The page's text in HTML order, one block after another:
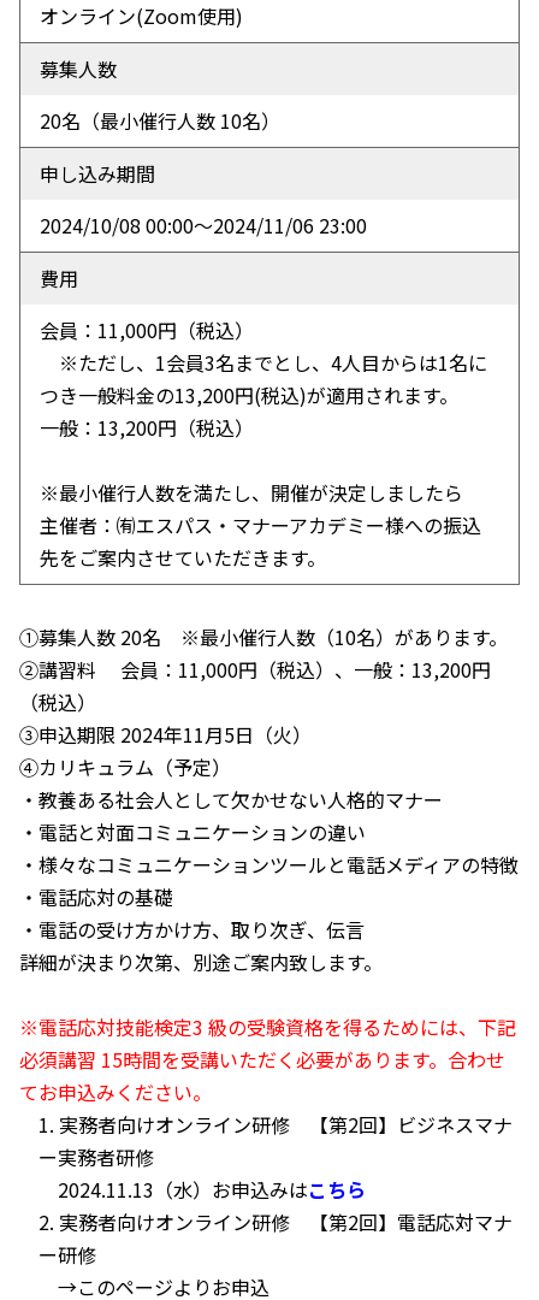
オンライン(Zoom使用)
募集人数
20名（最小催行人数 10名）
申し込み期間
2024/10/08 00:00〜2024/11/06 23:00
費用
会員：11,000円（税込）
※ただし、1会員3名までとし、4人目からは1名に
つき一般料金の13,200円(税込)が適用されます。
一般：13,200円（税込）
※最小催行人数を満たし、開催が決定しましたら
主催者：㈲エスパス・マナーアカデミー様への振込
先をご案内させていただきます。
①募集人数 20名 ※最小催行人数（10名）があります。
②講習料 会員：11,000円（税込）、一般：13,200円
（税込）
③申込期限 2024年11月5日（火）
④カリキュラム（予定）
・教養ある社会人として欠かせない人格的マナー
・電話と対面コミュニケーションの違い
・様々なコミュニケーションツールと電話メディアの特徴
・電話応対の基礎
・電話の受け方かけ方、取り次ぎ、伝言
詳細が決まり次第、別途ご案内致します。
※電話応対技能検定3 級の受験資格を得るためには、下記
必須講習 15時間を受講いただく必要があります。 合わせ
てお申込みください。
1. 実務者向けオンライン研修 【第2回】ビジネスマナ
ー実務者研修
2024.11.13（水）お申込みはこちら
2. 実務者向けオンライン研修 【第2回】電話応対マナ
ー研修
→このページよりお申込